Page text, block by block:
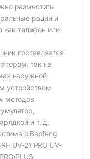
разместить
рации и
как телефон или
поставляется
так не
наружной
устройством
методов
и т. д.
с Baofeng
UV-21 PRO UV-
PLUS